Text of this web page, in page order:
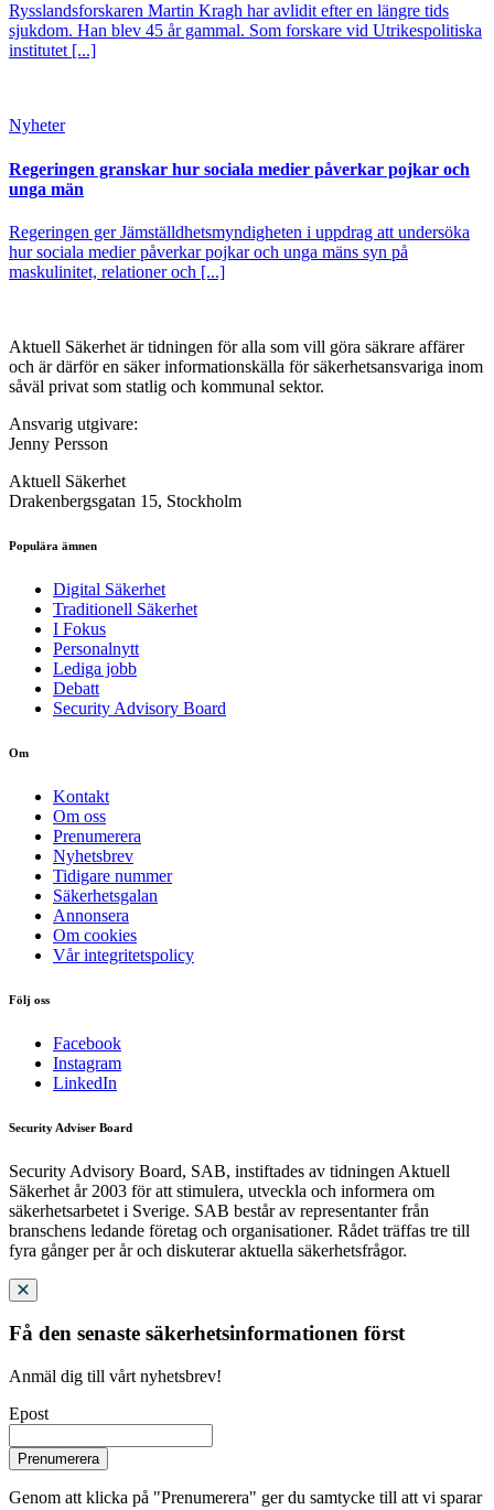
Rysslandsforskaren Martin Kragh har avlidit efter en längre tids
sjukdom. Han blev 45 år gammal. Som forskare vid Utrikespolitiska
institutet [...]
Nyheter
Regeringen granskar hur sociala medier påverkar pojkar och
unga män
Regeringen ger Jämställdhetsmyndigheten i uppdrag att undersöka
hur sociala medier påverkar pojkar och unga mäns syn på
maskulinitet, relationer och [...]
Aktuell Säkerhet är tidningen för alla som vill göra säkrare affärer
och är därför en säker informationskälla för säkerhets­ansvariga inom
såväl privat som statlig och kommunal sektor.
Ansvarig utgivare:
Jenny Persson
Aktuell Säkerhet
Drakenbergsgatan 15, Stockholm
Populära ämnen
Digital Säkerhet
Traditionell Säkerhet
I Fokus
Personalnytt
Lediga jobb
Debatt
Security Advisory Board
Om
Kontakt
Om oss
Prenumerera
Nyhetsbrev
Tidigare nummer
Säkerhetsgalan
Annonsera
Om cookies
Vår integritetspolicy
Följ oss
Facebook
Instagram
LinkedIn
Security Adviser Board
Security Advisory Board, SAB, instiftades av tidningen Aktuell
Säkerhet år 2003 för att stimulera, utveckla och informera om
säkerhetsarbetet i Sverige. SAB består av representanter från
branschens ledande företag och organisationer. Rådet träffas tre till
fyra gånger per år och diskuterar aktuella säkerhetsfrågor.
Få den senaste säkerhetsinformationen först
Anmäl dig till vårt nyhetsbrev!
Epost
Prenumerera
Genom att klicka på "Prenumerera" ger du samtycke till att vi sparar